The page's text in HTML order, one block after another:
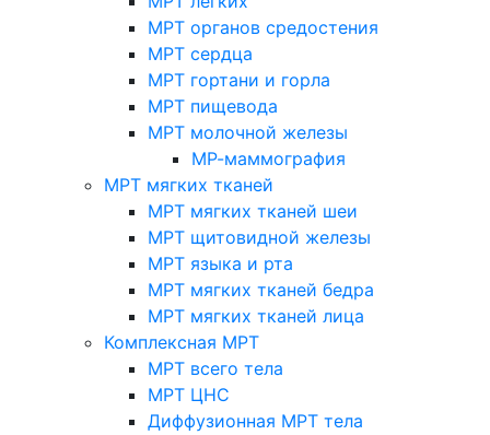
МРТ органов средостения
МРТ сердца
МРТ гортани и горла
МРТ пищевода
МРТ молочной железы
МР-маммография
МРТ мягких тканей
МРТ мягких тканей шеи
МРТ щитовидной железы
МРТ языка и рта
МРТ мягких тканей бедра
МРТ мягких тканей лица
Комплексная МРТ
МРТ всего тела
МРТ ЦНС
Диффузионная МРТ тела